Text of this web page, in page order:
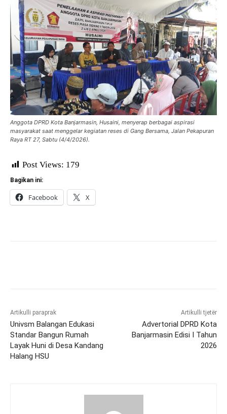
Anggota DPRD Kota Banjarmasin, Husaini, menyerap berbagai aspirasi
masyarakat saat menggelar kegiatan reses di Gang Bersama, Jalan Pekapuran
Raya RT 27, Sabtu (4/4/2026).
Post Views: 179
Bagikan ini:
Facebook X
Artikulli paraprak
Univsm Balangan Edukasi
Standar Bangun Rumah
Layak Huni di Desa Kandang
Halang HSU
Artikulli tjetër
Advertorial DPRD Kota
Banjarmasin Edisi I Tahun
2026